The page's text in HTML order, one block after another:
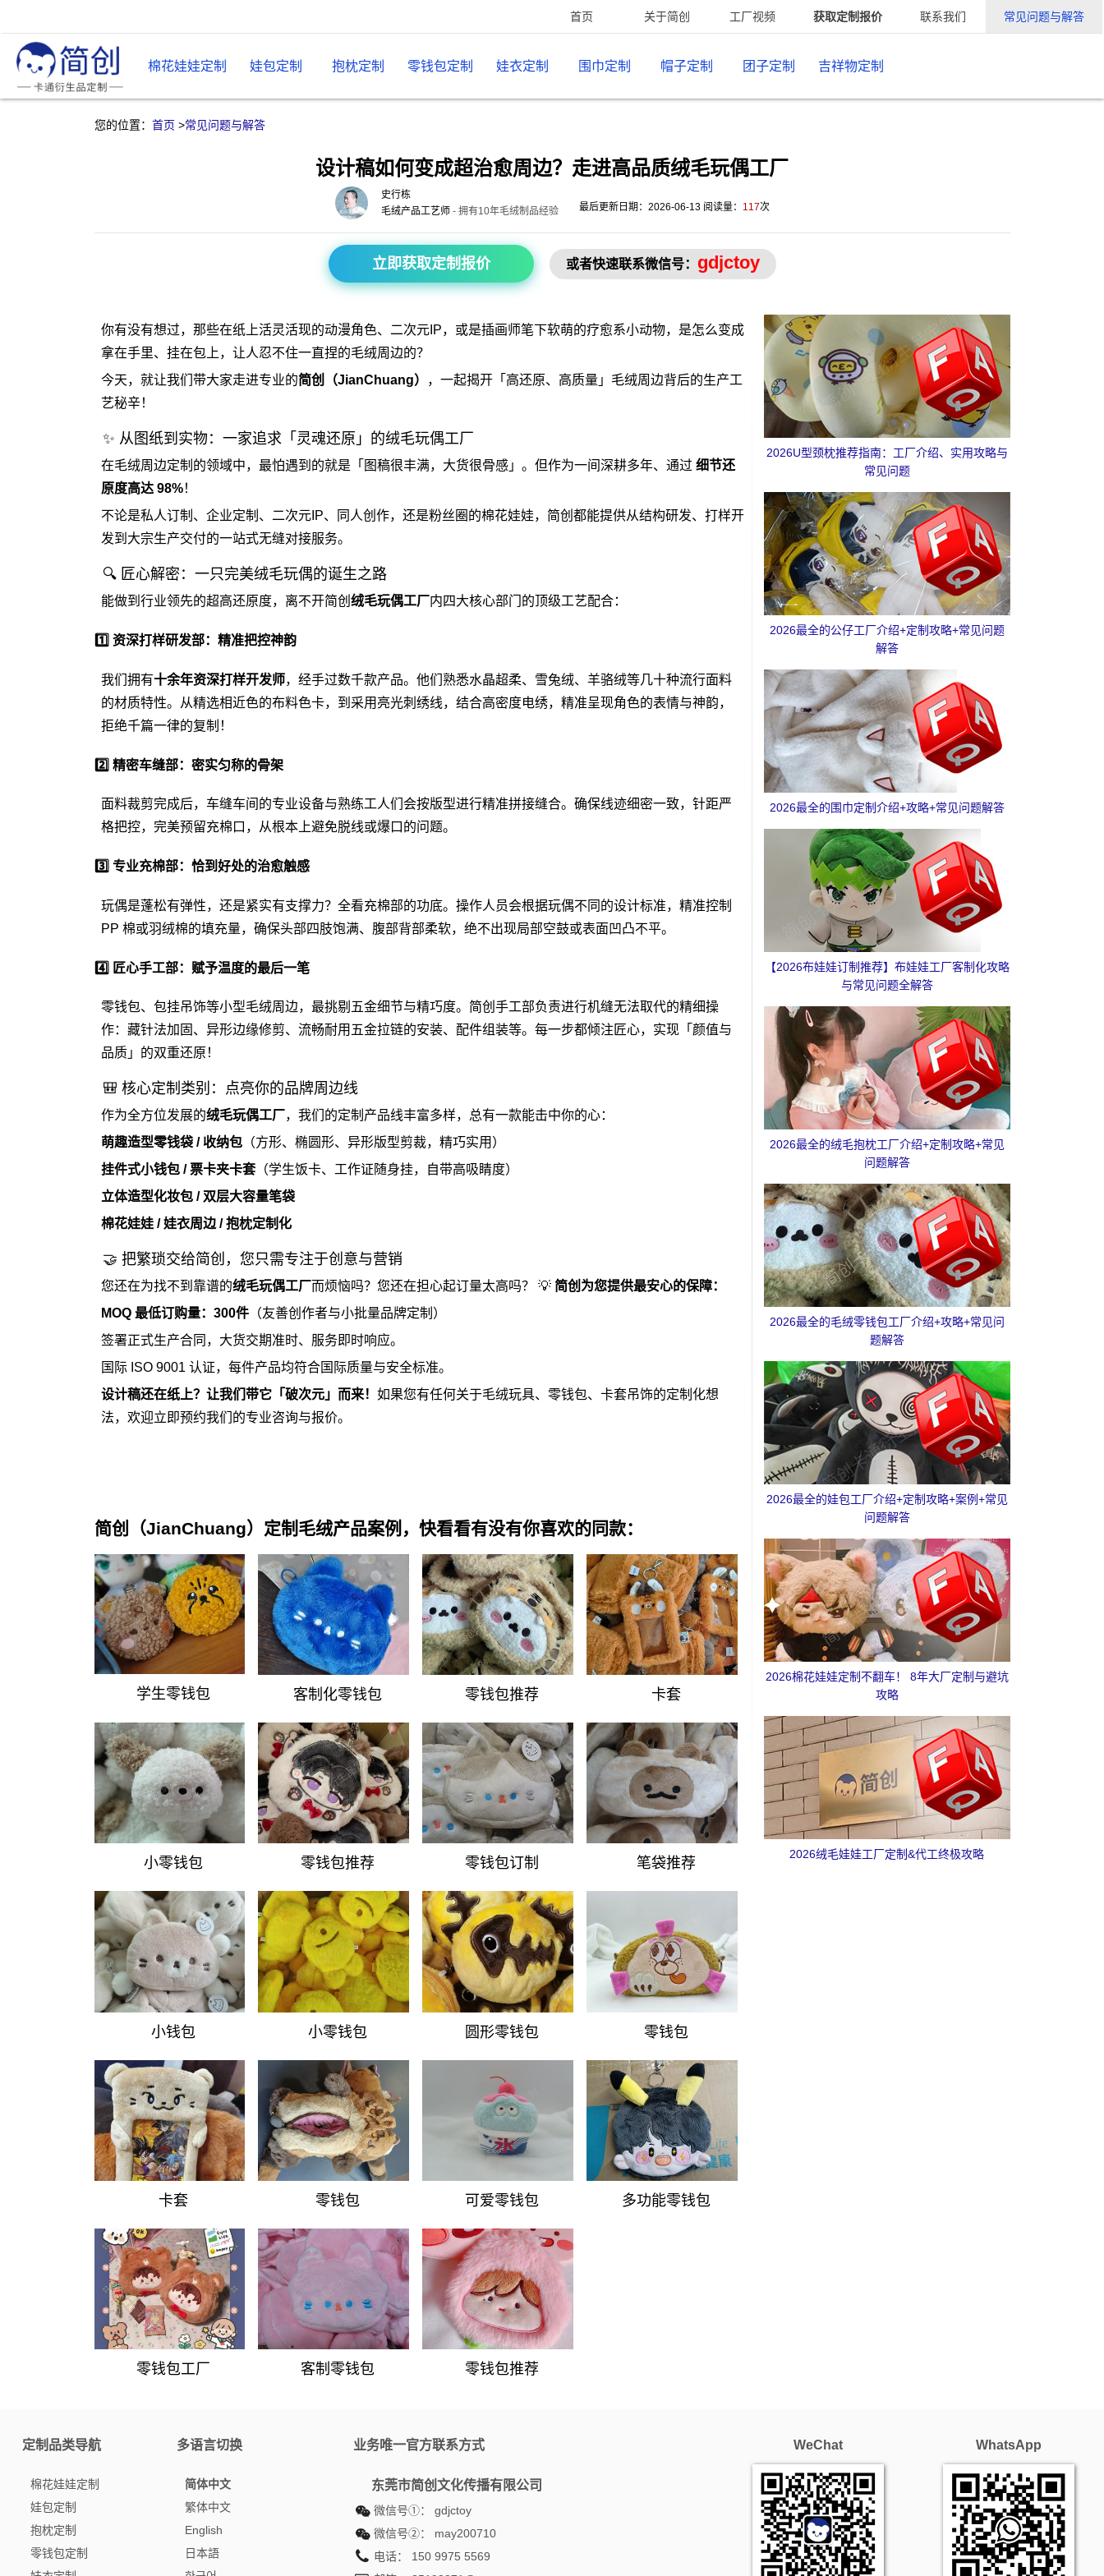
首页 关于简创 工厂视频 获取定制报价 联系我们 常见问题与解答
棉花娃娃定制 娃包定制 抱枕定制 零钱包定制 娃衣定制 围巾定制 帽子定制 团子定制 吉祥物定制
您的位置： 首页 >常见问题与解答
设计稿如何变成超治愈周边？走进高品质绒毛玩偶工厂
史行栋
毛绒产品工艺师 - 拥有10年毛绒制品经验 最后更新日期：2026-06-13 阅读量： 117次
立即获取定制报价 或者快速联系微信号： gdjctoy
你有没有想过，那些在纸上活灵活现的动漫角色、二次元IP，或是插画师笔下软萌的疗愈系小动物，是怎么变成
拿在手里、挂在包上，让人忍不住一直捏的毛绒周边的？
今天，就让我们带大家走进专业的简创（JianChuang）
，一起揭开「高还原、高质量」毛绒周边背后的生产工
艺秘辛！
✨ 从图纸到实物：一家追求「灵魂还原」的绒毛玩偶工厂
在毛绒周边定制的领域中，最怕遇到的就是「图稿很丰满，大货很骨感」。但作为一间深耕多年、通过 细节还
原度高达 98%！
不论是私人订制、企业定制、二次元IP、同人创作，还是粉丝圈的棉花娃娃，简创都能提供从结构研发、打样开
发到大宗生产交付的一站式无缝对接服务。
🔍 匠心解密：一只完美绒毛玩偶的诞生之路
能做到行业领先的超高还原度，离不开简创 绒毛玩偶工厂内四大核心部门的顶级工艺配合：
1️⃣ 资深打样研发部：精准把控神韵
我们拥有十余年资深打样开发师，经手过数千款产品。他们熟悉水晶超柔、雪兔绒、羊骆绒等几十种流行面料
的材质特性。从精选相近色的布料色卡，到采用亮光刺绣线，结合高密度电绣，精准呈现角色的表情与神韵，
拒绝千篇一律的复制！
2️⃣ 精密车缝部：密实匀称的骨架
面料裁剪完成后，车缝车间的专业设备与熟练工人们会按版型进行精准拼接缝合。确保线迹细密一致，针距严
格把控，完美预留充棉口，从根本上避免脱线或爆口的问题。
3️⃣ 专业充棉部：恰到好处的治愈触感
玩偶是蓬松有弹性，还是紧实有支撑力？全看充棉部的功底。操作人员会根据玩偶不同的设计标准，精准控制
PP 棉或羽绒棉的填充量，确保头部四肢饱满、腹部背部柔软，绝不出现局部空鼓或表面凹凸不平。
4️⃣ 匠心手工部：赋予温度的最后一笔
零钱包、包挂吊饰等小型毛绒周边，最挑剔五金细节与精巧度。简创手工部负责进行机缝无法取代的精细操
作：藏针法加固、异形边缘修剪、流畅耐用五金拉链的安装、配件组装等。每一步都倾注匠心，实现「颜值与
品质」的双重还原！
🎒 核心定制类别：点亮你的品牌周边线
作为全方位发展的绒毛玩偶工厂，我们的定制产品线丰富多样，总有一款能击中你的心：
萌趣造型零钱袋 / 收纳包（方形、椭圆形、异形版型剪裁，精巧实用）
挂件式小钱包 / 票卡夹卡套（学生饭卡、工作证随身挂，自带高吸睛度）
立体造型化妆包 / 双层大容量笔袋
棉花娃娃/ 娃衣周边 / 抱枕定制化
🤝 把繁琐交给简创，您只需专注于创意与营销
您还在为找不到靠谱的绒毛玩偶工厂而烦恼吗？您还在担心起订量太高吗？ 💡 简创为您提供最安心的保障：
MOQ 最低订购量：300件（友善创作者与小批量品牌定制）
签署正式生产合同，大货交期准时、服务即时响应。
国际 ISO 9001 认证，每件产品均符合国际质量与安全标准。
设计稿还在纸上？让我们带它「破次元」而来！ 如果您有任何关于毛绒玩具、零钱包、卡套吊饰的定制化想
法，欢迎立即预约我们的专业咨询与报价。
简创（JianChuang）定制毛绒产品案例，快看看有没有你喜欢的同款：
学生零钱包 客制化零钱包 零钱包推荐 卡套
小零钱包 零钱包推荐 零钱包订制 笔袋推荐
小钱包 小零钱包 圆形零钱包 零钱包
卡套 零钱包 可爱零钱包 多功能零钱包
零钱包工厂 客制零钱包 零钱包推荐
2026U型颈枕推荐指南：工厂介绍、实用攻略与
常见问题
2026最全的公仔工厂介绍+定制攻略+常见问题
解答
2026最全的围巾定制介绍+攻略+常见问题解答
【2026布娃娃订制推荐】布娃娃工厂客制化攻略
与常见问题全解答
2026最全的绒毛抱枕工厂介绍+定制攻略+常见
问题解答
2026最全的毛绒零钱包工厂介绍+攻略+常见问
题解答
2026最全的娃包工厂介绍+定制攻略+案例+常见
问题解答
2026棉花娃娃定制不翻车！ 8年大厂定制与避坑
攻略
2026绒毛娃娃工厂定制&代工终极攻略
定制品类导航
棉花娃娃定制
娃包定制
抱枕定制
零钱包定制
多语言切换
简体中文
繁体中文
English
日本語
业务唯一官方联系方式
东莞市简创文化传播有限公司
微信号①：gdjctoy
微信号②： may200710
电话： 150 9975 5569
WeChat WhatsApp